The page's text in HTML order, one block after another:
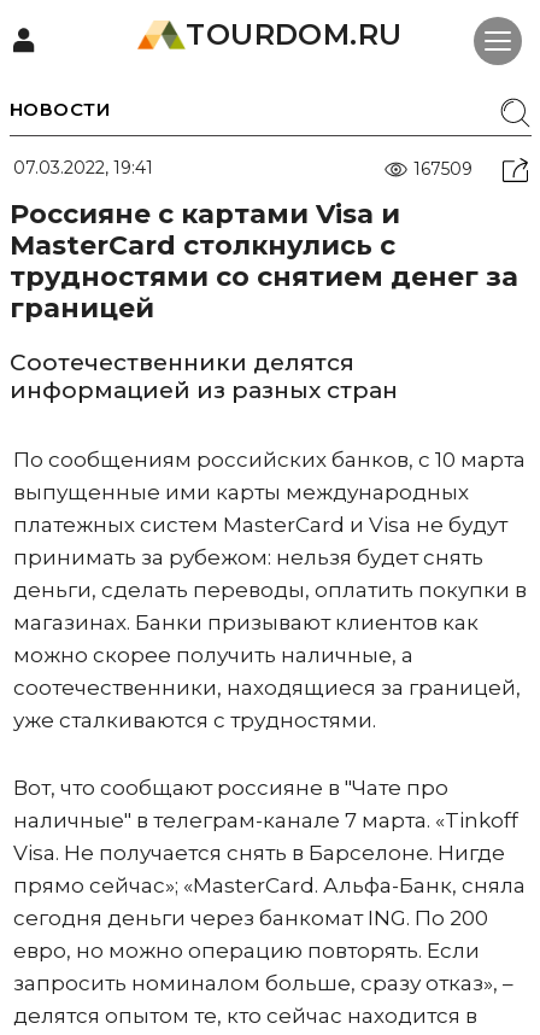
TOURDOM.RU
НОВОСТИ
07.03.2022, 19:41 167509
Россияне с картами Visa и
MasterCard столкнулись с
трудностями со снятием денег за
границей
Соотечественники делятся
информацией из разных стран
По сообщениям российских банков, с 10 марта
выпущенные ими карты международных
платежных систем MasterCard и Visa не будут
принимать за рубежом: нельзя будет снять
деньги, сделать переводы, оплатить покупки в
магазинах. Банки призывают клиентов как
можно скорее получить наличные, а
соотечественники, находящиеся за границей,
уже сталкиваются с трудностями.
Вот, что сообщают россияне в "Чате про
наличные" в телеграм-канале 7 марта. «Tinkoff
Visa. Не получается снять в Барселоне. Нигде
прямо сейчас»; «MasterCard. Альфа-Банк, сняла
сегодня деньги через банкомат ING. По 200
евро, но можно операцию повторять. Если
запросить номиналом больше, сразу отказ», –
делятся опытом те, кто сейчас находится в